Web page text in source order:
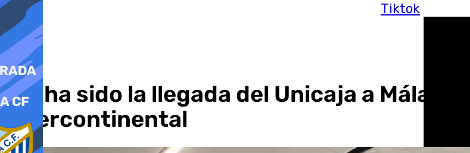
Tiktok
Así ha sido la llegada del Unicaja a Málaga
Intercontinental